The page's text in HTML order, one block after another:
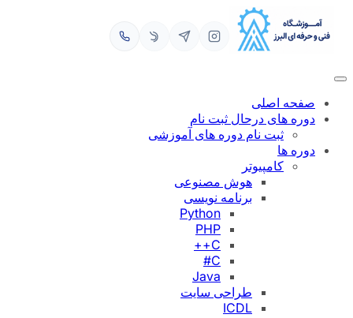
محتوا
صفحه اصلی
دوره های درحال ثبت نام
ثبت نام دوره های آموزشی
دوره ها
کامپیوتر
هوش مصنوعی
برنامه نویسی
Python
PHP
C++
C#
Java
طراحی سایت
ICDL